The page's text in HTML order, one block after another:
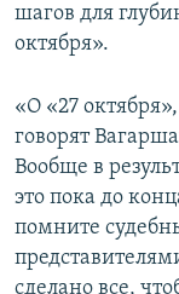
шагов для
октября».
«О «27
говорят
Вообще в
это пока до
помните
сделано все,